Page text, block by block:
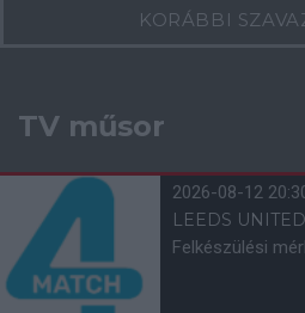
KORÁBBI
TV műsor
2026-08-12
LEEDS
Felkészülési